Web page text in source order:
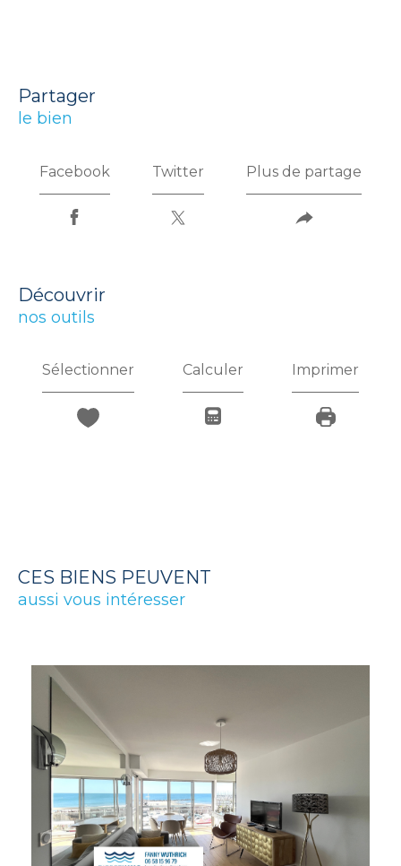
partager
le bien
Facebook Twitter Plus de partage
découvrir
nos outils
Sélectionner Calculer Imprimer
CES BIENS PEUVENT
aussi vous intéresser